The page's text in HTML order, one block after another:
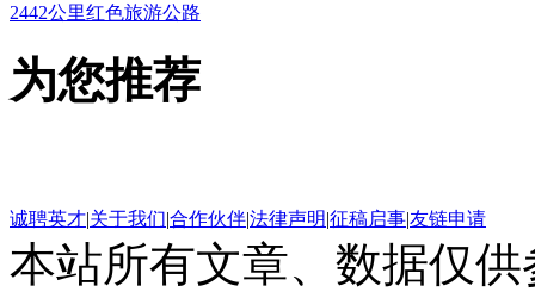
2442公里红色旅游公路
为您推荐
诚聘英才|关于我们|合作伙伴|法律声明|征稿启事|友链申请
本站所有文章、数据仅